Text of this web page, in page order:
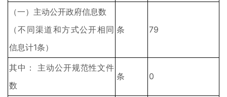
（一）主动公开政府信息数
（不同渠道和方式公开相同
信息计1条）
条 79
其中： 主动公开规范性文件
数
条 0